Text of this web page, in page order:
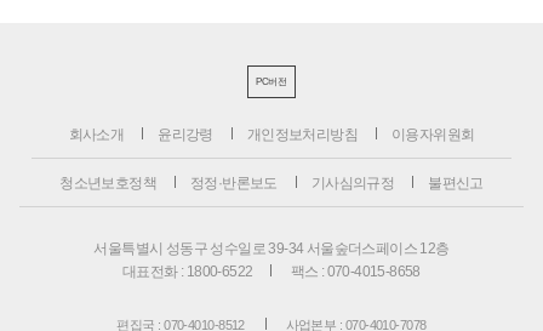
PC버전
회사소개 윤리강령 개인정보처리방침 이용자위원회
청소년보호정책 정정·반론보도 기사심의규정 불편신고
서울특별시 성동구 성수일로 39-34 서울숲더스페이스 12층
대표전화 : 1800-6522
팩스 : 070-4015-8658
편집국 : 070-4010-8512 사업본부 : 070-4010-7078